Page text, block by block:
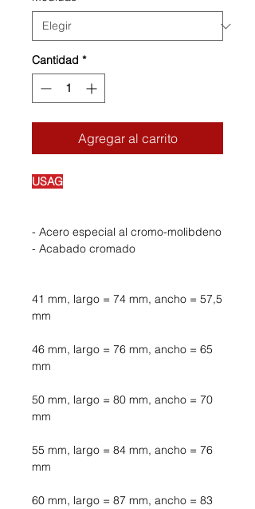
Cantidad *
Agregar al carrito
USAG
- Acero especial al cromo-molibdeno
- Acabado cromado
41 mm, largo = 74 mm, ancho = 57,5
mm
46 mm, largo = 76 mm, ancho = 65
mm
50 mm, largo = 80 mm, ancho = 70
mm
55 mm, largo = 84 mm, ancho = 76
mm
60 mm, largo = 87 mm, ancho = 83